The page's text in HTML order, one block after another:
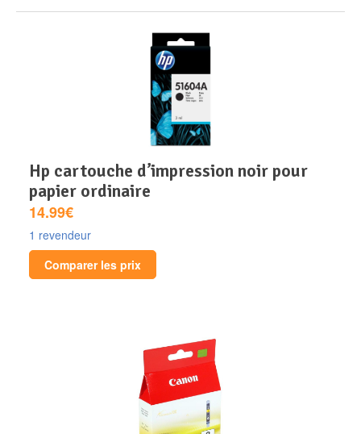
hp cartouche d’impression noir pour
papier ordinaire
14.99€
1 revendeur
Comparer les prix